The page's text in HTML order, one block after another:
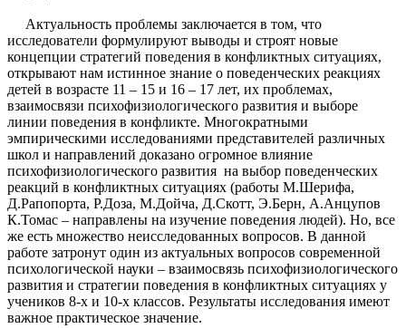
Актуальность проблемы заключается в том, что
исследователи формулируют выводы и строят новые
концепции стратегий поведения в конфликтных ситуациях,
открывают нам истинное знание о поведенческих реакциях
детей в возрасте 11 – 15 и 16 – 17 лет, их проблемах,
взаимосвязи психофизиологического развития и выборе
линии поведения в конфликте. Многократными
эмпирическими исследованиями представителей различных
школ и направлений доказано огромное влияние
психофизиологического развития на выбор поведенческих
реакций в конфликтных ситуациях (работы М.Шерифа,
Д.Рапопорта, Р.Доза, М.Дойча, Д.Скотт, Э.Берн, А.Анцупов
К.Томас – направлены на изучение поведения людей). Но, все
же есть множество неисследованных вопросов. В данной
работе затронут один из актуальных вопросов современной
психологической науки – взаимосвязь психофизиологического
развития и стратегии поведения в конфликтных ситуациях у
учеников 8-х и 10-х классов. Результаты исследования имеют
важное практическое значение.